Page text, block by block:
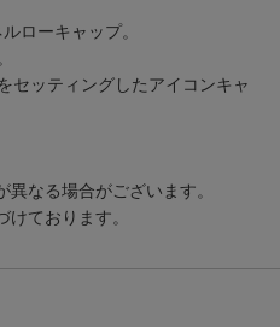
ローキャップ。
セッティングしたアイコンキャ
なる場合がございます。
ております。